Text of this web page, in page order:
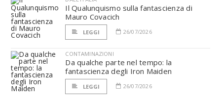
Il Qualunquismo sulla fantascienza di
Mauro Covacich
LEGGI 26/07/2026
CONTAMINAZIONI
Da qualche parte nel tempo: la
fantascienza degli Iron Maiden
LEGGI 26/07/2026